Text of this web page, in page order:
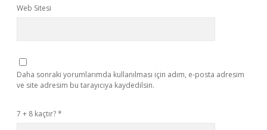
Web Sitesi
Daha sonraki yorumlarımda kullanılması için adım, e-posta adresim
ve site adresim bu tarayıcıya kaydedilsin.
7 + 8 kaçtır?*